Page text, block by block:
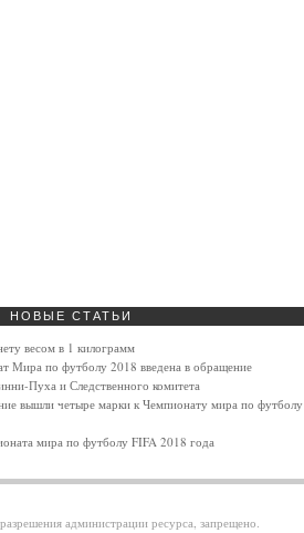
НОВЫЕ СТАТЬИ
весом в 1 килограмм
Мира по футболу 2018 введена в обращение
Пуха и Следственного комитета
вышли четыре марки к Чемпионату мира по футболу
мира по футболу FIFA 2018 года
администрации ресурса, запрещено.